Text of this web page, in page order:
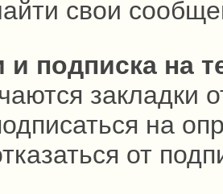
свои
и подписка на
закладки
на
от